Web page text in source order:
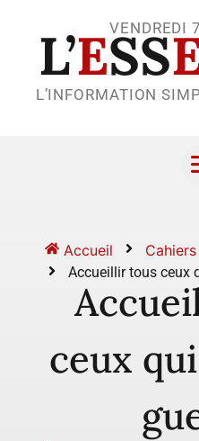
VENDREDI
L’ESS
L’INFORMATION
Accueil Cahiers
Accueillir tous ceux
ceux